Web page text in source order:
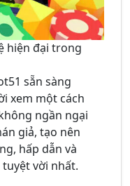
hiện đại trong
sẵn sàng
xem một cách
ngần ngại
giả, tạo nên
hấp dẫn và
vời nhất.